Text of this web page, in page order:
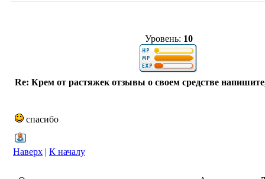
Уровень: 10
Re: Крем от растяжек отзывы о своем средстве
спасибо
Наверх | К началу